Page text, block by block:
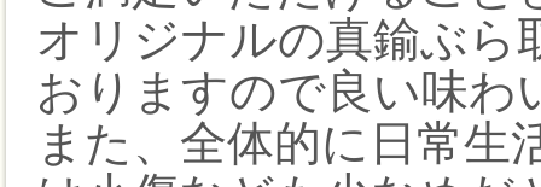
オリジナルの真鍮ぶら
おりますので良い味わ
また、全体的に日常生